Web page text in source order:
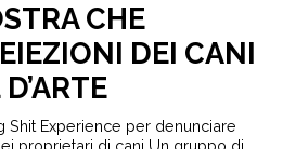
CHE
DEI CANI
Shit Experience per denunciare
proprietari di cani Un gruppo di